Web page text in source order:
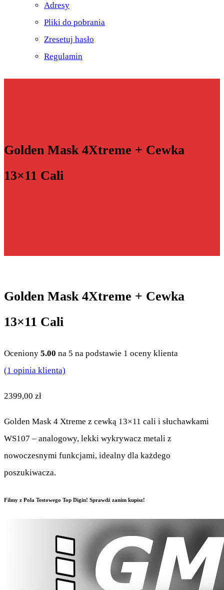
Adresy
Pliki do pobrania
Zresetuj hasło
Regulamin
Golden Mask 4Xtreme + Cewka
13×11 Cali
Golden Mask 4Xtreme + Cewka
13×11 Cali
Oceniony 5.00 na 5 na podstawie 1 oceny klienta
(1 opinia klienta)
2399,00 zł
Golden Mask 4 Xtreme z cewką 13×11 cali i słuchawkami
WS107 – analogowy, lekki wykrywacz metali z
nowoczesnymi funkcjami, idealny dla każdego
poszukiwacza.
Filmy z Pola Testowego Top Digin! Sprawdź zanim kupisz!